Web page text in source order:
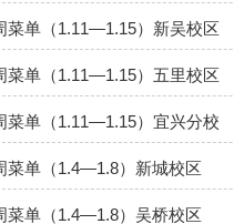
菜单（1.11—1.15）新吴校区
菜单（1.11—1.15）五里校区
菜单（1.11—1.15）宜兴分校
菜单（1.4—1.8）新城校区
菜单（1.4—1.8）吴桥校区